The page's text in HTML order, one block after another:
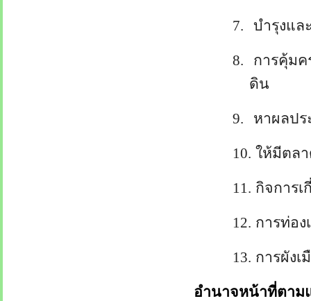
7. บำรุงแล
8.
การคุ้ม
ดิน
9. หาผลป
10. ให้มีตล
11. กิจการ
12. การท่อง
13. การผังเ
อำนาจหน้าที่ตาม